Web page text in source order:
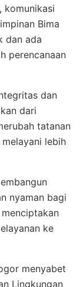
komunikasi
Bima
dan ada
perencanaan
dan
dari
tatanan
lebih
nyaman bagi
ke
menyabet
Lingkungan